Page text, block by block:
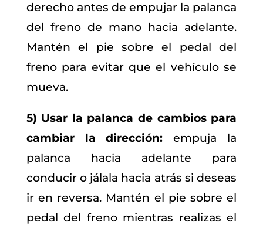
derecho antes de empujar la palanca
del freno de mano hacia adelante.
Mantén el pie sobre el pedal del
freno para evitar que el vehículo se
mueva.
5) Usar la palanca de cambios para
cambiar la dirección: empuja la
palanca hacia adelante para
conducir o jálala hacia atrás si deseas
ir en reversa. Mantén el pie sobre el
pedal del freno mientras realizas el